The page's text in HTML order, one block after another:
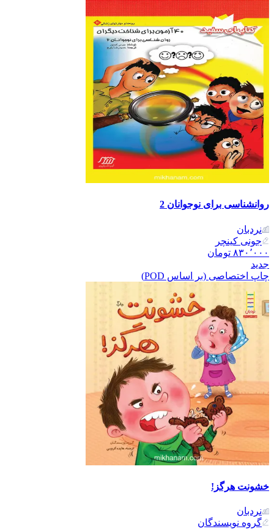
روانشناسی برای نوجوانان 2
نردبان
جونی کینچر
۸۳۰٬۰۰۰ تومان
جدید
چاپ اختصاصی (بر اساس POD)
خشونت هرگز!
نردبان
گروه نویسندگان